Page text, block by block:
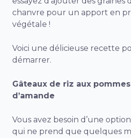
chanvre pour un apport en
végétale !
Voici une délicieuse recette
démarrer.
Gâteaux de riz aux
d’amande
Vous avez besoin d’une
qui ne prend que quelques